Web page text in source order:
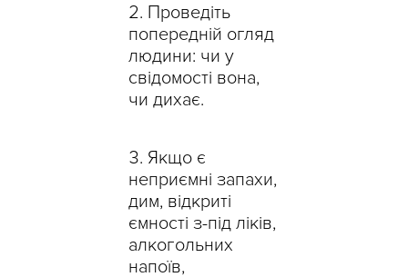
Проведіть
попередній огляд
людини: чи у
свідомості вона,
чи дихає.
Якщо є
неприємні запахи,
дим, відкриті
ємності з-під ліків,
алкогольних
напоїв,